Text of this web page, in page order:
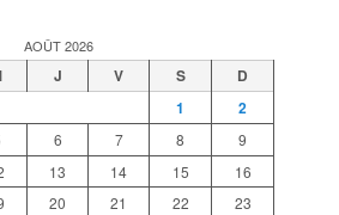
AOÛT 2026
J V S
D
1
2
6 7 8
9
13 14 15
16
20 21 22
23